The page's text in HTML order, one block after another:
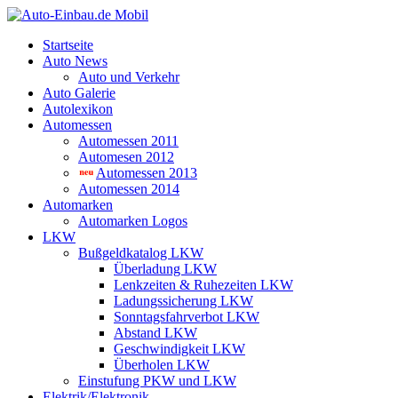
Startseite
Auto News
Auto und Verkehr
Auto Galerie
Autolexikon
Automessen
Automessen 2011
Automesen 2012
Automessen 2013
Automessen 2014
Automarken
Automarken Logos
LKW
Bußgeldkatalog LKW
Überladung LKW
Lenkzeiten & Ruhezeiten LKW
Ladungssicherung LKW
Sonntagsfahrverbot LKW
Abstand LKW
Geschwindigkeit LKW
Überholen LKW
Einstufung PKW und LKW